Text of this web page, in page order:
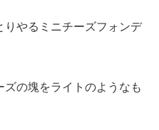
やるミニチーズフォンデ
の塊をライトのようなも